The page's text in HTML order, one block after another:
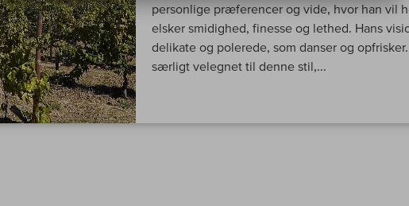
personlige præferencer og vide, hvor han vil
elsker smidighed, finesse og lethed. Hans
delikate og polerede, som danser og
særligt velegnet til denne stil,...